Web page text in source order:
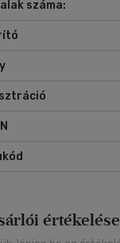
száma: